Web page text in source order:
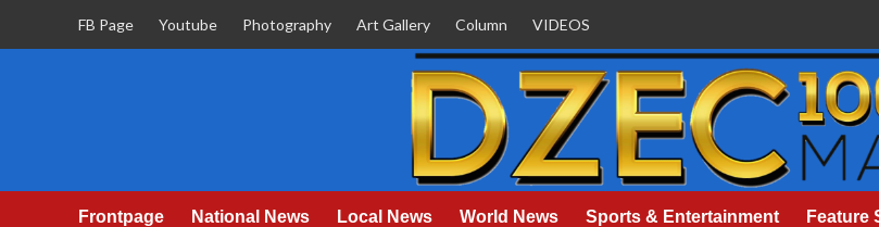
FB Page Youtube Photography Art Gallery Column VIDEOS
Frontpage National News Local News World News Sports & Entertainment Feature